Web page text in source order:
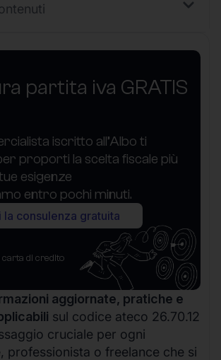
partita iva GRATIS
iscritto all’Albo ti
proporti la scelta fiscale più
esigenze
entro pochi minuti.
la consulenza gratuita
di credito
aggiornate, pratiche e
sul codice ateco 26.70.12
cruciale per ogni
professionista o freelance che si